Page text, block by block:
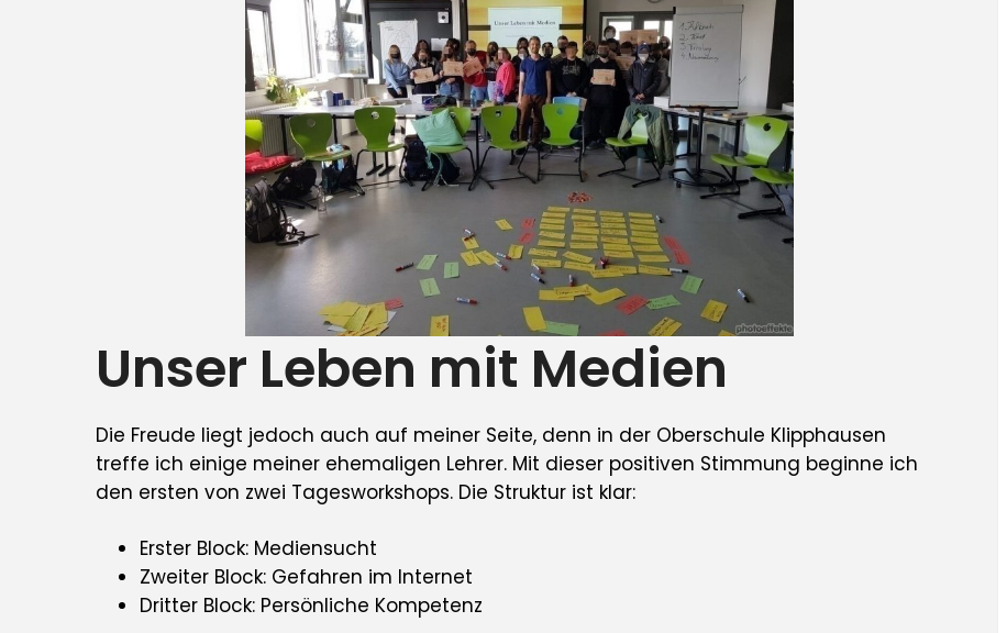
Unser Leben mit Medien
Die Freude liegt jedoch auch auf meiner Seite, denn in der Oberschule Klipphausen
treffe ich einige meiner ehemaligen Lehrer. Mit dieser positiven Stimmung beginne ich
den ersten von zwei Tagesworkshops. Die Struktur ist klar:
Erster Block: Mediensucht
Zweiter Block: Gefahren im Internet
Dritter Block: Persönliche Kompetenz